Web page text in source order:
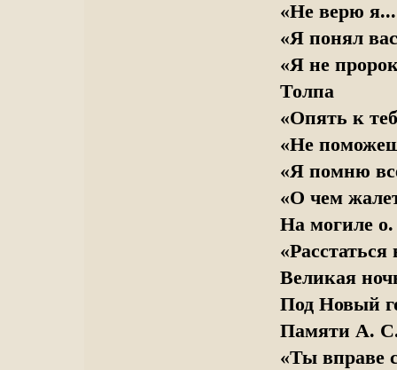
«Не верю
«Я понял
«Я не
Толпа
«Опять к
«Не
«Я помню
«О чем
На могиле
«Расстаться
Великая
Под Новый
Памяти А. С.
«Ты вправе